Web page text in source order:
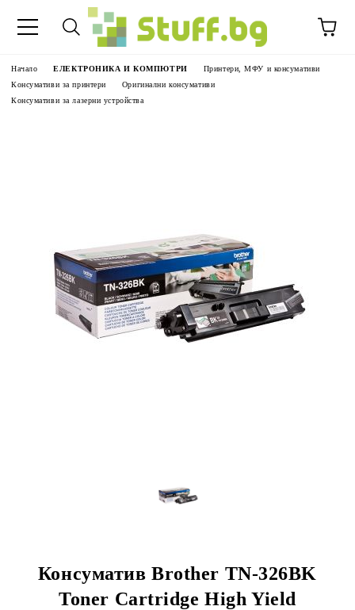
Начало ЕЛЕКТРОНИКА И КОМПЮТРИ
Принтери, МФУ и консумативи
Консумативи за принтери
Оригинални консумативи
Консумативи за лазерни устройства
Консуматив Brother TN-326BK
Toner Cartridge High Yield